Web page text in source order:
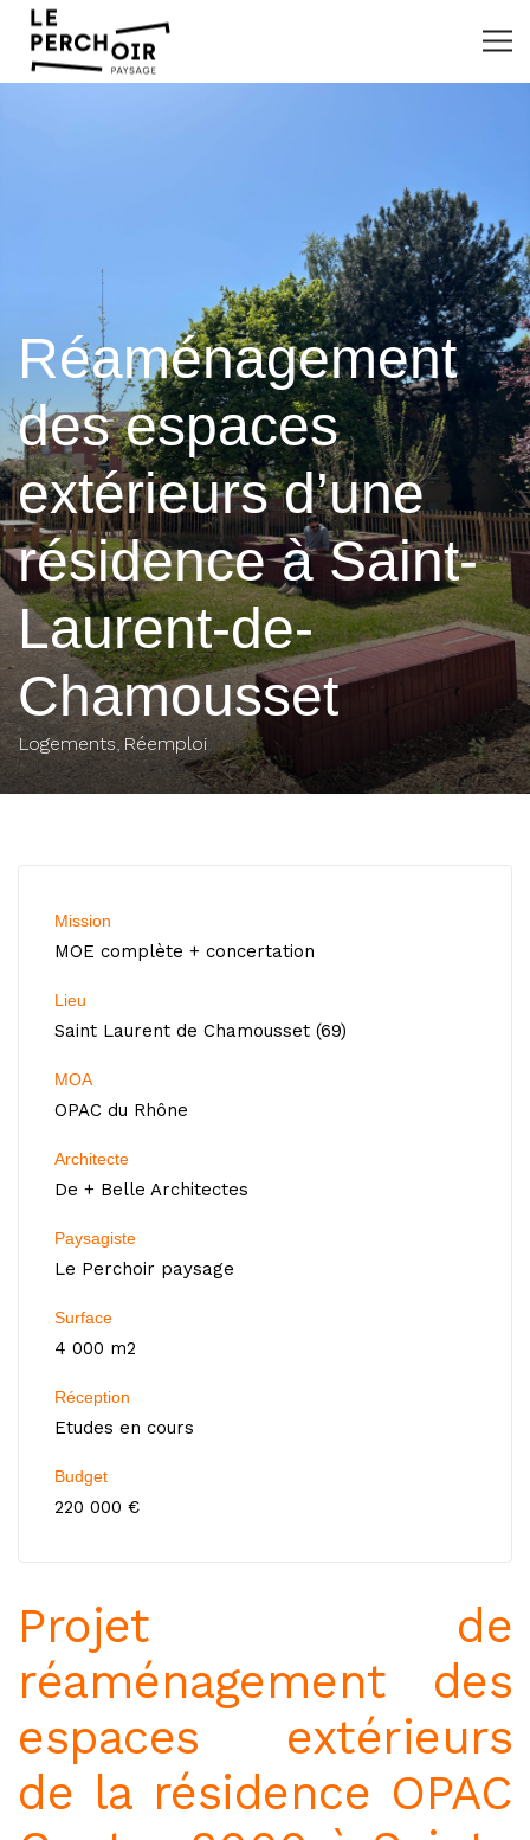
Réaménagement
des espaces
extérieurs d’une
résidence à Saint-
Laurent-de-
Chamousset
Logements Réemploi
Mission
MOE complète + concertation
Lieu
Saint Laurent de Chamousset (69)
MOA
OPAC du Rhône
Architecte
De + Belle Architectes
Paysagiste
Le Perchoir paysage
Surface
4 000 m2
Réception
Etudes en cours
Budget
220 000 €
Projet de
réaménagement des
espaces extérieurs
de la résidence OPAC